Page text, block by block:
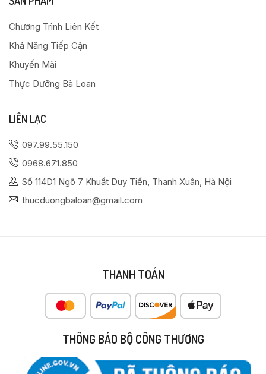
Chương Trình Liên Kết
Khả Năng Tiếp Cận
Khuyến Mãi
Thực Dưỡng Bà Loan
LIÊN LẠC
097.99.55.150
0968.671.850
Số 114D1 Ngõ 7 Khuất Duy Tiến, Thanh Xuân, Hà Nội
thucduongbaloan@gmail.com
THANH TOÁN
THÔNG BÁO BỘ CÔNG THƯƠNG